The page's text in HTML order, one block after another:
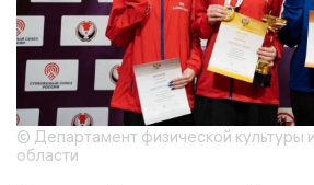
© Департамент физической культуры
области